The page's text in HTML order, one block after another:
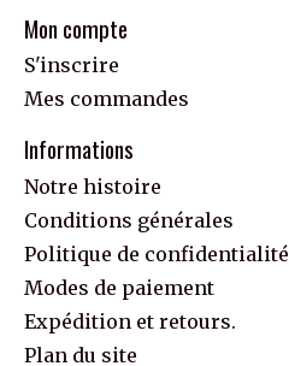
Mon compte
S'inscrire
Mes commandes
Informations
Notre histoire
Conditions générales
Politique de confidentialité
Modes de paiement
Expédition et retours.
Plan du site